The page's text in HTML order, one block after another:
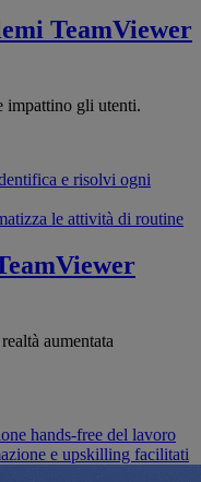
TeamViewer
impattino gli utenti.
e risolvi ogni
le attività di routine
aumentata
hands-free del lavoro
e upskilling facilitati